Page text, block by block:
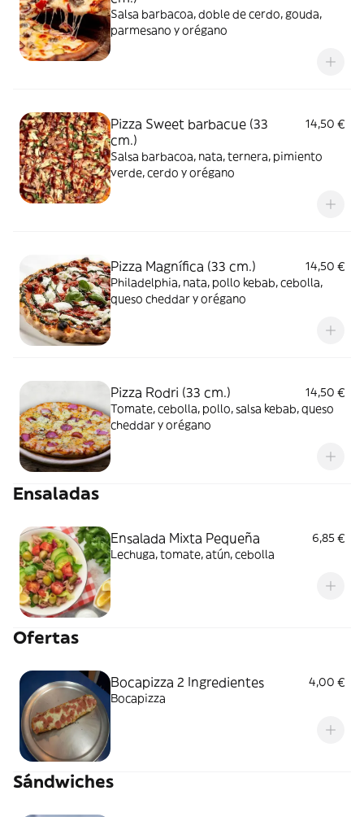
Salsa barbacoa, doble de cerdo, gouda,
parmesano y orégano
Pizza Sweet barbacue (33
cm.)
14,50 €
Salsa barbacoa, nata, ternera, pimiento
verde, cerdo y orégano
Pizza Magnífica (33 cm.)
14,50 €
Philadelphia, nata, pollo kebab, cebolla,
queso cheddar y orégano
Pizza Rodri (33 cm.)
14,50 €
Tomate, cebolla, pollo, salsa kebab, queso
cheddar y orégano
Ensaladas
Ensalada Mixta Pequeña
6,85 €
Lechuga, tomate, atún, cebolla
Ofertas
Bocapizza 2 Ingredientes
4,00 €
Bocapizza
Sándwiches